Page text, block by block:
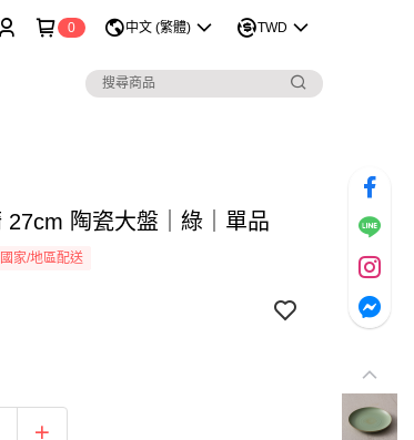
0 中文 (繁體) TWD
27cm 陶瓷大盤｜綠｜單品
國家/地區配送